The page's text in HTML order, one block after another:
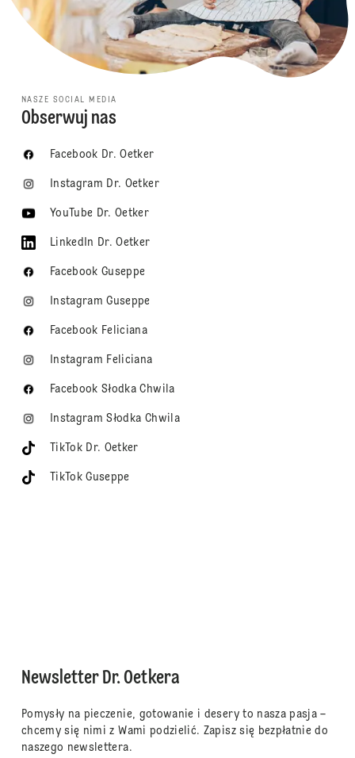
NASZE SOCIAL MEDIA
Obserwuj nas
Facebook Dr. Oetker
Instagram Dr. Oetker
YouTube Dr. Oetker
LinkedIn Dr. Oetker
Facebook Guseppe
Instagram Guseppe
Facebook Feliciana
Instagram Feliciana
Facebook Słodka Chwila
Instagram Słodka Chwila
TikTok Dr. Oetker
TikTok Guseppe
Newsletter Dr. Oetkera
Pomysły na pieczenie, gotowanie i desery to nasza pasja –
chcemy się nimi z Wami podzielić. Zapisz się bezpłatnie do
naszego newslettera.